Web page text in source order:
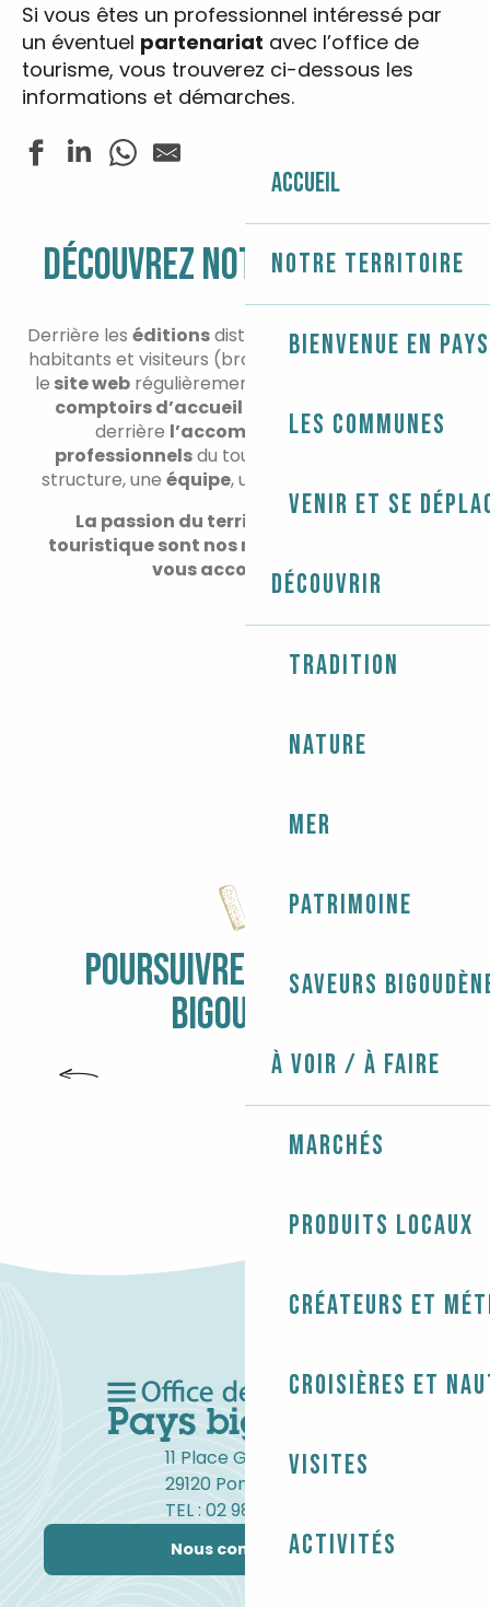
Accueil
Notre territoire
Bienvenue en
Les communes
Venir et se
Découvrir
Tradition
Nature
Mer
Patrimoine
Saveurs
À voir / À faire
Marchés
Produits locaux
Créateurs et
Croisières et
Visites
Activités
Si vous êtes un professionnel intéressé par
un éventuel partenariat avec l’office de
tourisme, vous trouverez ci-dessous les
informations et démarches.
DÉCOUVREZ NOTRE STRUCTURE
Derrière les éditionsdistribuées gratuitement aux
habitants et visiteurs (brochures, cartes), derrière
le site webrégulièrement mis à jour, derrière nos
comptoirs d’accueil ouverts toute l’année,
derrière l’accompagnement aux
professionnelsdu tourisme se cachent une
structure, une équipe, une
La passion du territoire et l’expertise
touristique sont nos meilleurs atouts pour
vous accompagner.
POURSUIVRE L'AVENTURE
BIGOUDÈNE
11 Place Gambetta
29120 Pont-l'Abbé
TEL : 02 98 82 37 99
Nous contacter